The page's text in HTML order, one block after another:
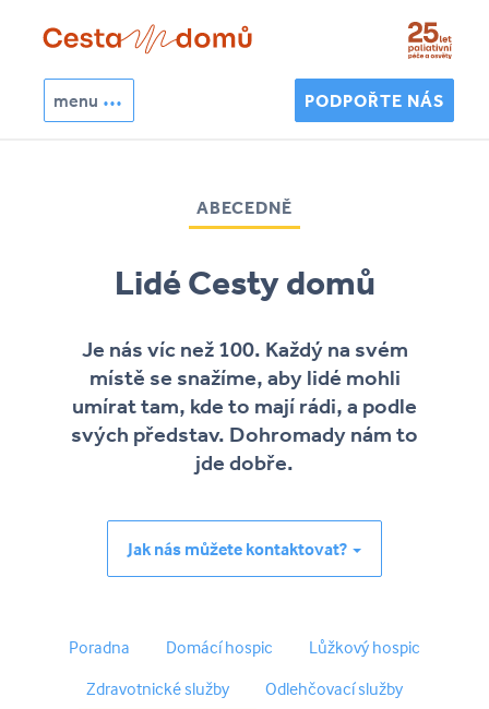
Přejít k hlavnímu obsahu
menu PODPOŘTE NÁS
ABECEDNĚ
Lidé Cesty domů
Je nás víc než 100. Každý na svém
místě se snažíme, aby lidé mohli
umírat tam, kde to mají rádi, a podle
svých představ. Dohromady nám to
jde dobře.
Jak nás můžete kontaktovat?
Poradna Domácí hospic
Lůžkový hospic
Zdravotnické služby
Odlehčovací služby